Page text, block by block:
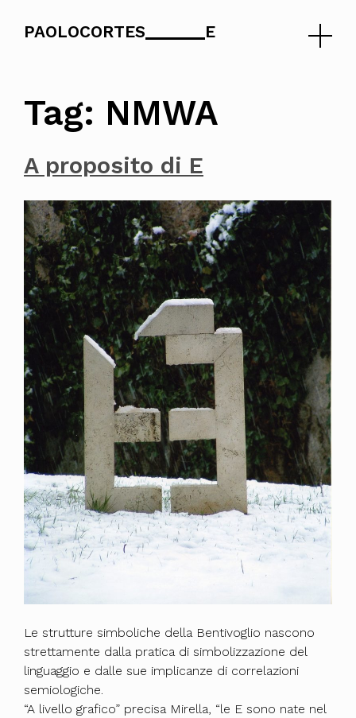
content
PAOLOCORTES E
Tag: NMWA
A proposito di E
Le strutture simboliche della Bentivoglio nascono
strettamente dalla pratica di simbolizzazione del
linguaggio e dalle sue implicanze di correlazioni
semiologiche.
“A livello grafico” precisa Mirella, “le E sono nate nel